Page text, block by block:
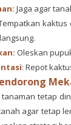
Jaga agar
Oleskan
: Repot
tanaman tetap
agar tetap